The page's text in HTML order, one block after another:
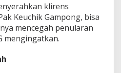
klirens
Keuchik Gampong, bisa
mencegah penularan
mengingatkan.